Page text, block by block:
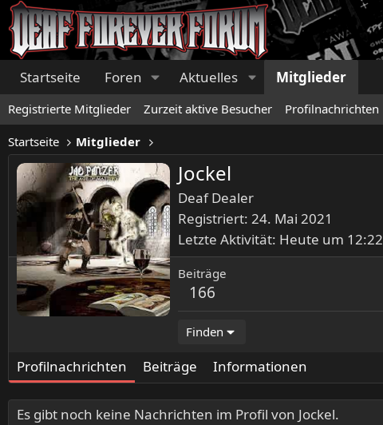
Startseite Foren Aktuelles Mitglieder
Registrierte Mitglieder Zurzeit aktive Besucher Profilnachrichten
Startseite Mitglieder
Jockel
Deaf Dealer
Registriert 24. Mai 2021
Letzte Aktivität Heute um 12:22
Beiträge
166
Finden
Profilnachrichten Beiträge Informationen
Es gibt noch keine Nachrichten im Profil von Jockel.